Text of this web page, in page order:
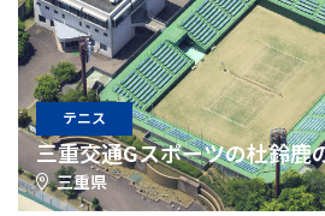
テニス
三重交通Gスポーツの杜鈴鹿
三重県